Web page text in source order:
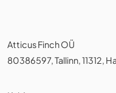
Atticus Finch OÜ
80386597, Tallinn, 11312,